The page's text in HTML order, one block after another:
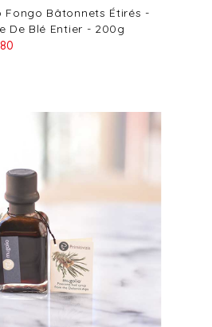
Fongo Bâtonnets Étirés -
De Blé Entier - 200g